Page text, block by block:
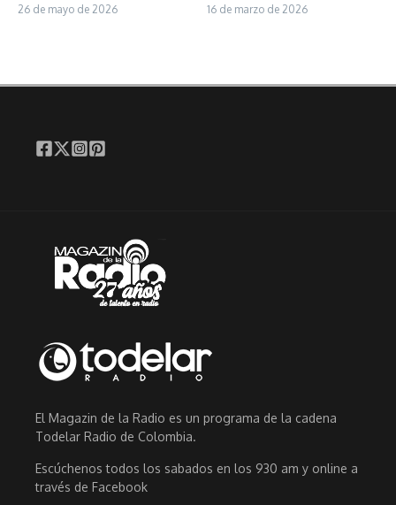
26 de mayo de 2026 16 de marzo de 2026
El Magazin de la Radio es un programa de la cadena
Todelar Radio de Colombia.
Escúchenos todos los sabados en los 930 am y online a
través de Facebook